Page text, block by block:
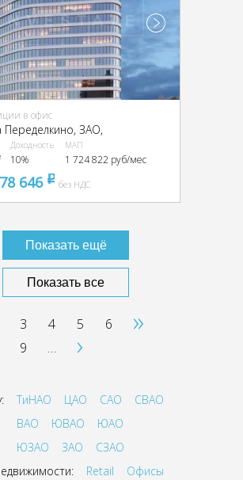
в офис
Переделкино, ЗАО,
Доходность
10%
МАП
1 724 822 руб/мес
646 pуббез НДС
Показать ещё
Показать все
3 4 5
6
9 … ›
»
ТиНАО ЦАО САО
СВАО
ВАО
ЮВАО
ЮАО
ЮЗАО
ЗАО
СЗАО
Retail
Офисы